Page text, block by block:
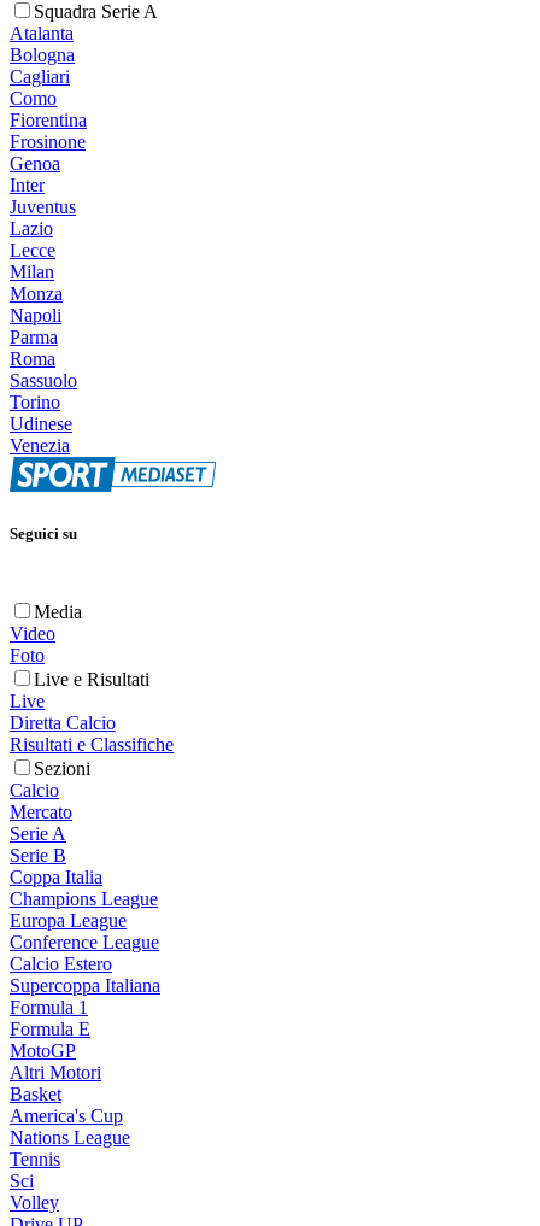
Squadra Serie A
Atalanta
Bologna
Cagliari
Como
Fiorentina
Frosinone
Genoa
Inter
Juventus
Lazio
Lecce
Milan
Monza
Napoli
Parma
Roma
Sassuolo
Torino
Udinese
Venezia
Seguici su
Media
Video
Foto
Live e Risultati
Live
Diretta Calcio
Risultati e Classifiche
Sezioni
Calcio
Mercato
Serie A
Serie B
Coppa Italia
Champions League
Europa League
Conference League
Calcio Estero
Supercoppa Italiana
Formula 1
Formula E
MotoGP
Altri Motori
Basket
America's Cup
Nations League
Tennis
Sci
Volley